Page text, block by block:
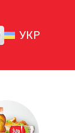
УКР